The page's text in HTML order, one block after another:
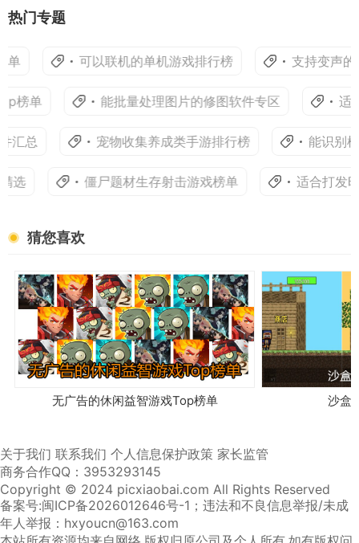
热门专题
可以联机的单机游戏排行榜 支持变声
榜单 能批量处理图片的修图软件专区 适
汇总 宠物收集养成类手游排行榜 能识别植
选 僵尸题材生存射击游戏榜单 适合打发
猜您喜欢
无广告的休闲益智游戏Top榜单 沙盒
关于我们 联系我们 个人信息保护政策 家长监管
商务合作QQ：3953293145
Copyright © 2024 picxiaobai.com All Rights Reserved
备案号:闽ICP备2026012646号-1 ；违法和不良信息举报/未成
年人举报：hxyoucn@163.com